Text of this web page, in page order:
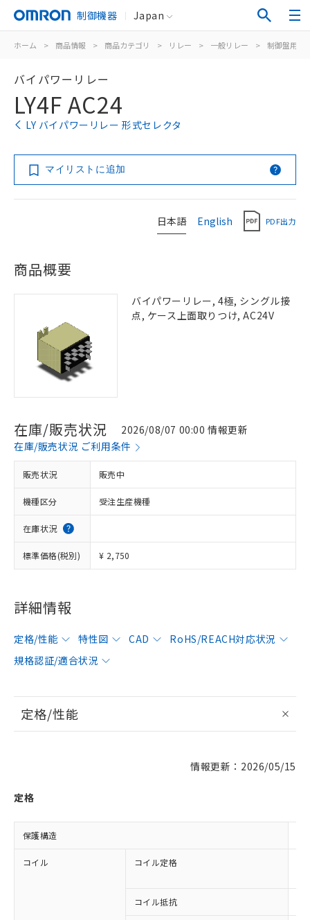
制御機器 Japan
ホーム > 商品情報 > 商品カテゴリ > リレー > 一般リレー > 制御盤用
バイパワーリレー
LY4F AC24
LY バイパワーリレー 形式セレクタ
マイリストに追加
日本語 English PDF出力
商品概要
バイパワーリレー, 4極, シングル接
点, ケース上面取りつけ, AC24V
在庫/販売状況
2026/08/07 00:00 情報更新
在庫/販売状況 ご利用条件
販売状況 販売中
機種区分 受注生産機種
在庫状況
標準価格(税別) ¥ 2,750
詳細情報
定格/性能 特性図 CAD
RoHS/REACH対応状況
規格認証/適合状況
定格/性能
情報更新：2026/05/15
定格
保護構造
コイル コイル定格
コイル抵抗